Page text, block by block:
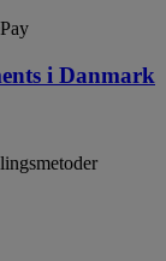
i Danmark